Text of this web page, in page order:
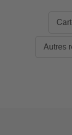
Autres